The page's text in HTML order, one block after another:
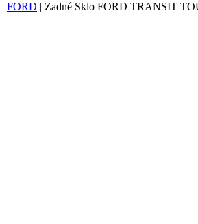
| FORD | Zadné Sklo FORD TRANSIT